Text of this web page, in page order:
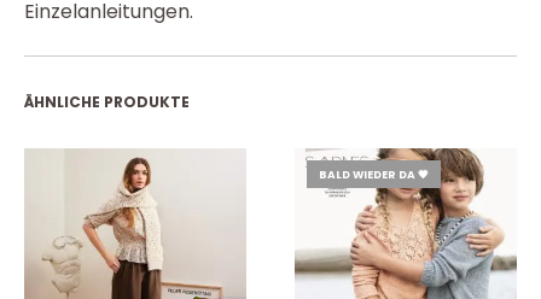
Einzelanleitungen.
ÄHNLICHE PRODUKTE
BALD WIEDER DA 💗